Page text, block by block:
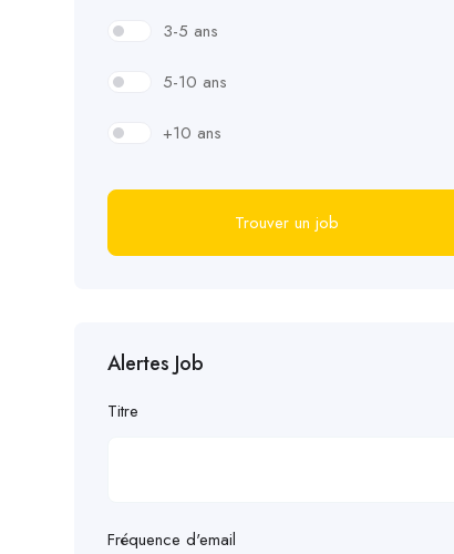
3-5 ans
5-10 ans
+10 ans
Trouver un job
Alertes Job
Titre
Fréquence d'email